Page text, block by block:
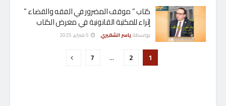
كتاب ” موقف المضرور في الفقه والقضاء ”
إثراء للمكتبة القانونية في معرض الكتاب
بواسطة ياسر الشقيري
1
2
…
7